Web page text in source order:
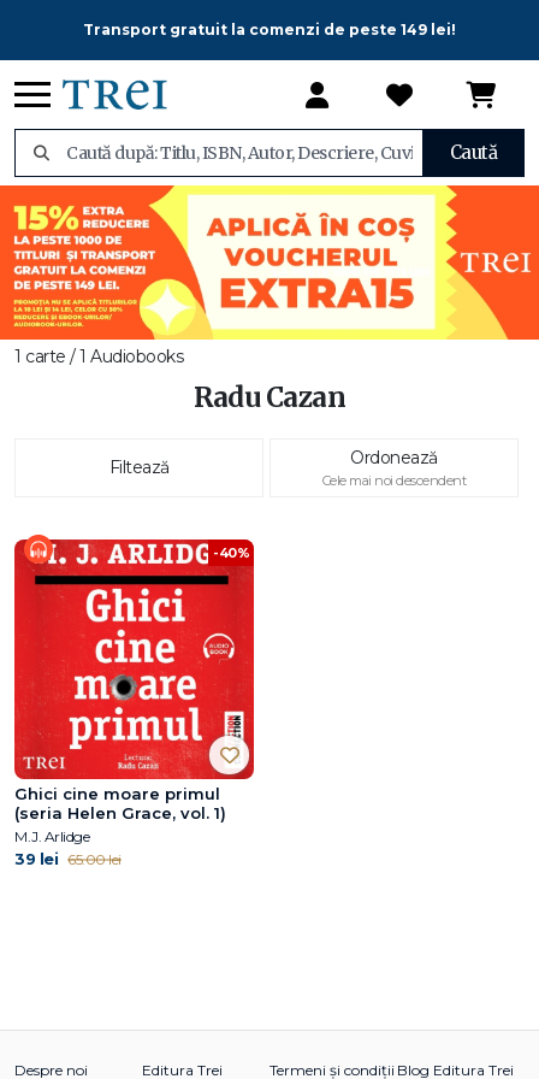
Transport gratuit la comenzi de peste 149 lei!
Caută
1 carte / 1 Audiobooks
Radu Cazan
Filtează Ordonează
Cele mai noi descendent
-40%
Ghici cine moare primul
(seria Helen Grace, vol. 1)
M.J. Arlidge
39 lei 65.00 lei
Despre noi Editura Trei Termeni și condiții Blog Editura Trei